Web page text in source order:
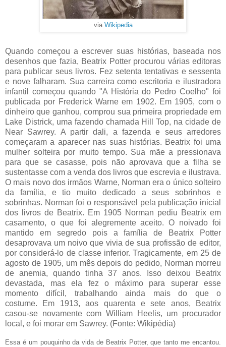
via Wikipedia
Quando começou a escrever suas histórias, baseada nos
desenhos que fazia, Beatrix Potter procurou várias editoras
para publicar seus livros. Fez setenta tentativas e sessenta
e nove falharam. Sua carreira como escritoria e ilustradora
infantil começou quando "A História do Pedro Coelho" foi
publicada por Frederick Warne em 1902. Em 1905, com o
dinheiro que ganhou, comprou sua primeira propriedade em
Lake Districk, uma fazendo chamada Hill Top, na cidade de
Near Sawrey. A partir dali, a fazenda e seus arredores
começaram a aparecer nas suas histórias. Beatrix foi uma
mulher solteira por muito tempo. Sua mãe a pressionava
para que se casasse, pois não aprovava que a filha se
sustentasse com a venda dos livros que escrevia e ilustrava.
O mais novo dos irmãos Warne, Norman era o único solteiro
da família, e tio muito dedicado a seus sobrinhos e
sobrinhas. Norman foi o responsável pela publicação inicial
dos livros de Beatrix. Em 1905 Norman pediu Beatrix em
casamento, o que foi alegremente aceito. O noivado foi
mantido em segredo pois a família de Beatrix Potter
desaprovava um noivo que vivia de sua profissão de editor,
por considerá-lo de classe inferior. Tragicamente, em 25 de
agosto de 1905, um mês depois do pedido, Norman morreu
de anemia, quando tinha 37 anos. Isso deixou Beatrix
devastada, mas ela fez o máximo para superar esse
momento difícil, trabalhando ainda mais do que o
costume.
Em 1913, aos quarenta e sete anos, Beatrix
casou-se novamente com William Heelis, um procurador
local, e foi morar em Sawrey. (Fonte: Wikipédia)
Essa é um pouquinho da vida de Beatrix Potter, que tanto me encantou.